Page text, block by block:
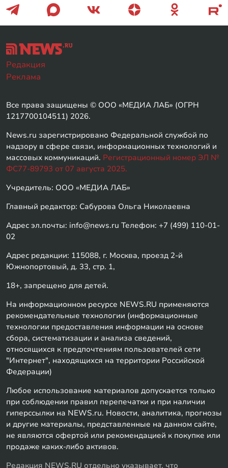
Редакция
Реклама
Все права защищены © ООО «МЕДИА ЛАБ» (ОГРН
1217700104511) 2026.
News.ru зарегистрировано Федеральной службой по
надзору в сфере связи, информационных технологий и
массовых коммуникаций. Регистрационный номер ЭЛ №
ФС77-89793 от 07 августа 2025.
Учредитель: ООО «МЕДИА ЛАБ»
Главный редактор: Сабурова Ольга Николаевна
Адрес эл.почты: info@news.ru Телефон: +7 (499) 110-01-
02
Адрес редакции: 115088, г. Москва, проезд 2-й
Южнопортовый, д. 33, стр. 1,
18+, запрещено для детей.
На информационном ресурсе NEWS.RU применяются
рекомендательные технологии (информационные
технологии предоставления информации на основе
сбора, систематизации и анализа сведений,
относящихся к предпочтениям пользователей сети
"Интернет", находящихся на территории Российской
Федерации)
Любое использование материалов допускается только
при соблюдении правил перепечатки и при наличии
гиперссылки на NEWS.ru. Новости, аналитика, прогнозы
и другие материалы, представленные на данном сайте,
не являются офертой или рекомендацией к покупке или
продаже каких-либо активов.
Редакция NEWS.RU отдельно указывает, что